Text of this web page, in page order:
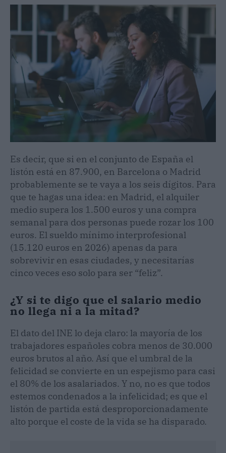
Es decir, que si en el conjunto de España el
listón está en 87.900, en Barcelona o Madrid
probablemente se te vaya a los seis dígitos. Para
que te hagas una idea: en Madrid, el alquiler
medio supera los 1.500 euros y una compra
semanal para dos personas puede rozar los 100
euros. El sueldo mínimo interprofesional
(15.120 euros en 2026) apenas da para
sobrevivir en esas ciudades, y necesitarías
cinco veces eso solo para ser “feliz”.
¿Y si te digo que el salario medio
no llega ni a la mitad?
El dato del INE lo deja claro: la mayoría de los
trabajadores españoles cobra menos de 30.000
euros brutos al año. Así que el umbral de la
felicidad se convierte en un espejismo para casi
el 80% de los asalariados. Y no, no es que todos
estemos condenados a la infelicidad; es que el
listón de partida está desproporcionadamente
alto porque el coste de la vida se ha disparado.